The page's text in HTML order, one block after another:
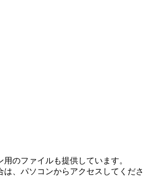
のファイルも提供しています。
は、パソコンからアクセスしてくださ